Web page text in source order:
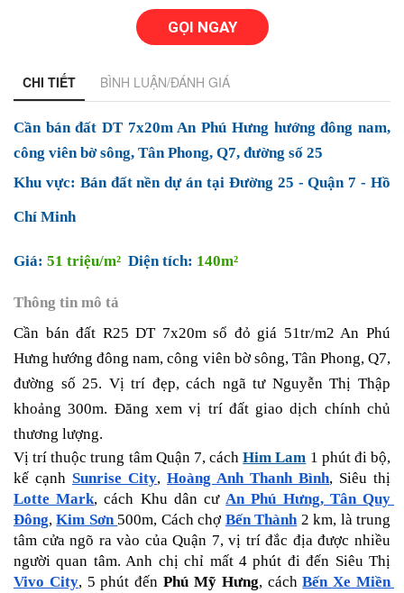
GỌI NGAY
CHI TIẾT BÌNH LUẬN/ĐÁNH GIÁ
Cần bán đất DT 7x20m An Phú Hưng hướng đông nam,
công viên bờ sông, Tân Phong, Q7, đường số 25
Khu vực: Bán đất nền dự án tại Đường 25 - Quận 7 - Hồ
Chí Minh
Giá: 51 triệu/m² Diện tích: 140m²
Thông tin mô tả
Cần bán đất R25 DT 7x20m sổ đỏ giá 51tr/m2 An Phú
Hưng hướng đông nam, công viên bờ sông, Tân Phong, Q7,
đường số 25. Vị trí đẹp, cách ngã tư Nguyễn Thị Thập
khoảng 300m. Đăng xem vị trí đất giao dịch chính chủ
thương lượng.
Vị trí thuộc trung tâm Quận 7, cách Him Lam 1 phút đi bộ,
kế cạnh Sunrise City, Hoàng Anh Thanh Bình
Lotte Mark, cách Khu dân cư An Phú Hưng, Tân Quy
Đông, Kim Sơn 500m, Cách chợ Bến Thành 2 km, là trung
tâm cửa ngõ ra vào của Quận 7, vị trí đắc địa được nhiều
Vivo City, 5 phút đến Phú Mỹ Hưng, cách Bến Xe Miền